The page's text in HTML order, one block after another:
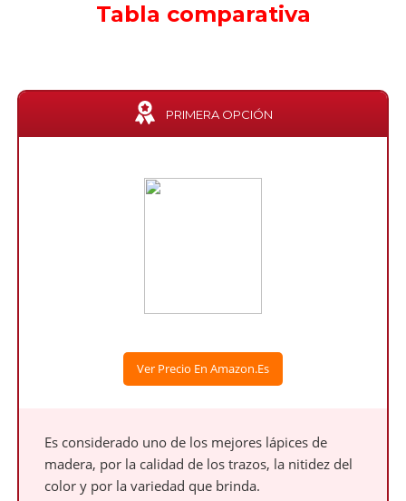
Tabla comparativa
PRIMERA OPCIÓN
Ver Precio En Amazon.es
Es considerado uno de los mejores lápices de
madera, por la calidad de los trazos, la nitidez del
color y por la variedad que brinda.